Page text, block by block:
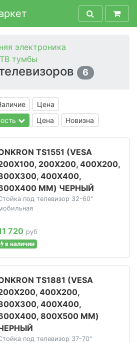
электроника
тумбы
6
Цена
Цена Новизна
TS1551 (VESA
200X200, 400X200,
400X400,
ММ) ЧЕРНЫЙ
под телевизор 32-60"
720 руб
в наличии
TS1881 (VESA
400X200,
400X400,
800X500 ММ)
под телевизор 37-70"